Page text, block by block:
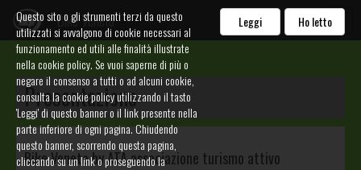
Bike Veneto
Presentazione
Bike Veneto by ATA associazione turismo attivo
Questo sito o gli strumenti terzi da questo
utilizzati si avvalgono di cookie necessari al
funzionamento ed utili alle finalità illustrate
nella cookie policy. Se vuoi saperne di più o
negare il consenso a tutti o ad alcuni cookie,
consulta la cookie policy utilizzando il tasto
'Leggi' di questo banner o il link presente nella
parte inferiore di ogni pagina. Chiudendo
questo banner, scorrendo questa pagina,
cliccando su un link o proseguendo la
Leggi Ho letto